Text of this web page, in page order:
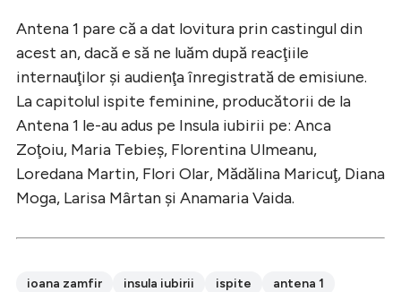
Antena 1 pare că a dat lovitura prin castingul din
acest an, dacă e să ne luăm după reacţiile
internauţilor şi audienţa înregistrată de emisiune.
La capitolul ispite feminine, producătorii de la
Antena 1 le-au adus pe Insula iubirii pe: Anca
Zoţoiu, Maria Tebieş, Florentina Ulmeanu,
Loredana Martin, Flori Olar, Mădălina Maricuţ, Diana
Moga, Larisa Mârtan şi Anamaria Vaida.
ioana zamfir insula iubirii ispite antena 1